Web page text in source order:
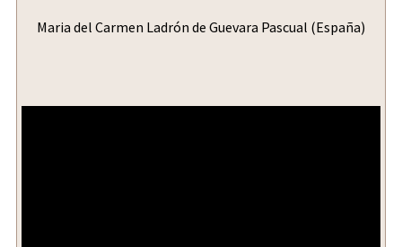
Maria del Carmen Ladrón de Guevara Pascual (España)